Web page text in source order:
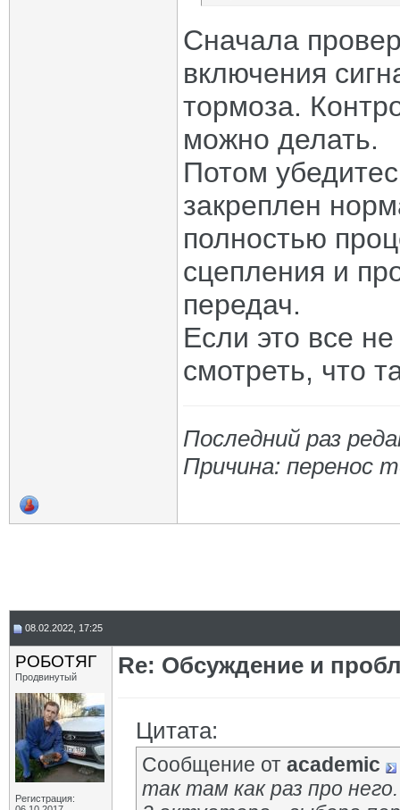
Сначала
включения
тормоза.
можно делать.
Потом
закреплен
полностью
сцепления и
передач.
Если это все
смотреть, что
Последний раз
Причина: перенос
08.02.2022, 17:25
РОБОТЯГ
Продвинутый
Регистрация:
Re: Обсуждение и
Цитата:
Сообщение от academic
так там как раз про